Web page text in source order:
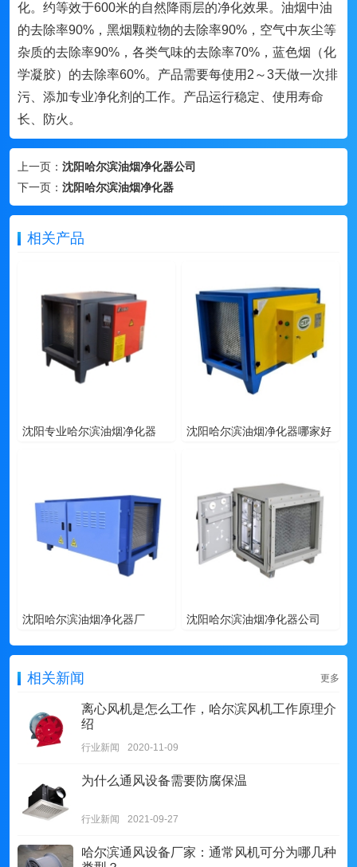
化。约等效于600米的自然降雨层的净化效果。油烟中油
的去除率90%，黑烟颗粒物的去除率90%，空气中灰尘等
杂质的去除率90%，各类气味的去除率70%，蓝色烟（化
学凝胶）的去除率60%。产品需要每使用2～3天做一次排
污、添加专业净化剂的工作。产品运行稳定、使用寿命
长、防火。
上一页： 沈阳哈尔滨油烟净化器公司
下一页： 沈阳哈尔滨油烟净化器
相关产品
沈阳专业哈尔滨油烟净化器 沈阳哈尔滨油烟净化器哪家好
沈阳哈尔滨油烟净化器厂 沈阳哈尔滨油烟净化器公司
相关新闻 更多
离心风机是怎么工作，哈尔滨风机工作原理介
绍
行业新闻 2020-11-09
为什么通风设备需要防腐保温
行业新闻 2021-09-27
哈尔滨通风设备厂家：通常风机可分为哪几种